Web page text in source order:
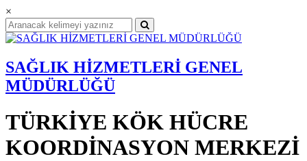
×
SAĞLIK HİZMETLERİ GENEL
MÜDÜRLÜĞÜ
TÜRKİYE KÖK HÜCRE
KOORDİNASYON MERKEZİ